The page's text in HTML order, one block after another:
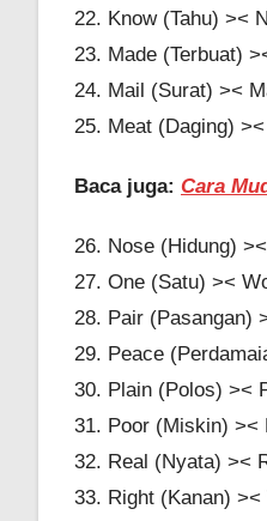
22. Know (Tahu) ><
23. Made (Terbuat)
24. Mail (Surat) ><
25. Meat (Daging)
Baca juga: Cara
26. Nose (Hidung)
27. One (Satu) ><
28. Pair (Pasangan)
29. Peace
30. Plain (Polos) ><
31. Poor (Miskin) ><
32. Real (Nyata) ><
33. Right (Kanan)